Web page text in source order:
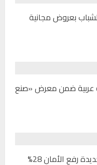
بعروض مجانية
7 مشاريع فنية عربية ضمن معرض «صنع
أسامة ربيع: تطوير قناة السويس الجديدة رفع الأمان 28%